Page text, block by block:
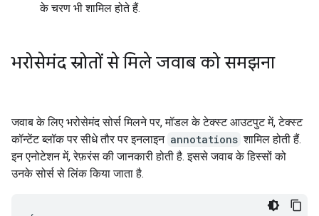
के चरण भी शामिल होते हैं.
भरोसेमंद स्रोतों से मिले जवाब को समझना
जवाब के लिए भरोसेमंद सोर्स मिलने पर, मॉडल के टेक्स्ट आउटपुट में, टेक्स्ट
कॉन्टेंट ब्लॉक पर सीधे तौर पर इनलाइन annotations शामिल होती हैं.
इन एनोटेशन में, रेफ़रंस की जानकारी होती है. इससे जवाब के हिस्सों को
उनके सोर्स से लिंक किया जाता है.